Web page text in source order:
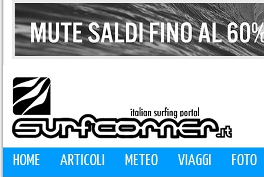
HOME ARTICOLI METEO VIAGGI FOTO